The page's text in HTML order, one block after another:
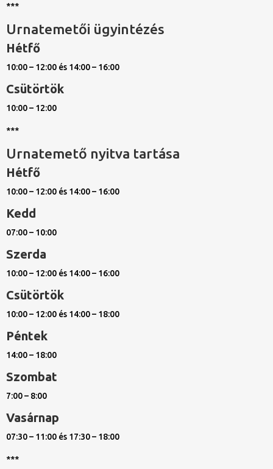
***
Urnatemetői ügyintézés
Hétfő
10:00 – 12:00 és 14:00 – 16:00
Csütörtök
10:00 – 12:00
***
Urnatemető nyitva tartása
Hétfő
10:00 – 12:00 és 14:00 – 16:00
Kedd
07:00 – 10:00
Szerda
10:00 – 12:00 és 14:00 – 16:00
Csütörtök
10:00 – 12:00 és 14:00 – 18:00
Péntek
14:00 – 18:00
Szombat
7:00 – 8:00
Vasárnap
07:30 – 11:00 és 17:30 – 18:00
***